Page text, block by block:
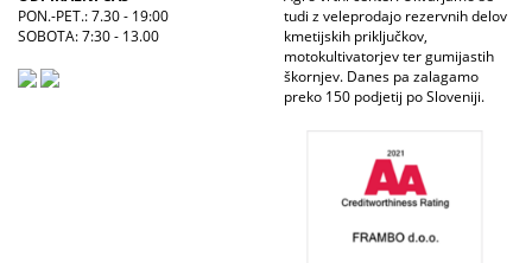
PON.-PET.: 7.30 - 19:00
SOBOTA: 7:30 - 13.00
tudi z veleprodajo rezervnih delov
kmetijskih priključkov,
motokultivatorjev ter gumijastih
škornjev. Danes pa zalagamo
preko 150 podjetij po Sloveniji.